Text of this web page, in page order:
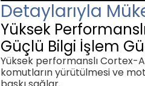
Detaylarıyla
Yüksek
Güçlü Bilgi İşlem
Yüksek performanslı Cortex-
komutların yürütülmesi ve